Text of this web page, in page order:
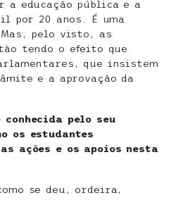
a educação pública e a
por 20 anos. É uma
pelo visto, as
tendo o efeito que
que insistem
e a aprovação da
conhecida pelo seu
os estudantes
ações e os apoios nesta
se deu, ordeira,